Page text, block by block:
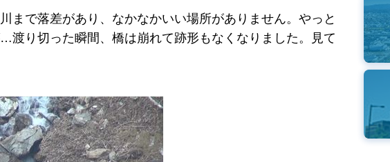
まで落差があり、なかなかいい場所がありません。やっと
り切った瞬間、橋は崩れて跡形もなくなりました。見て